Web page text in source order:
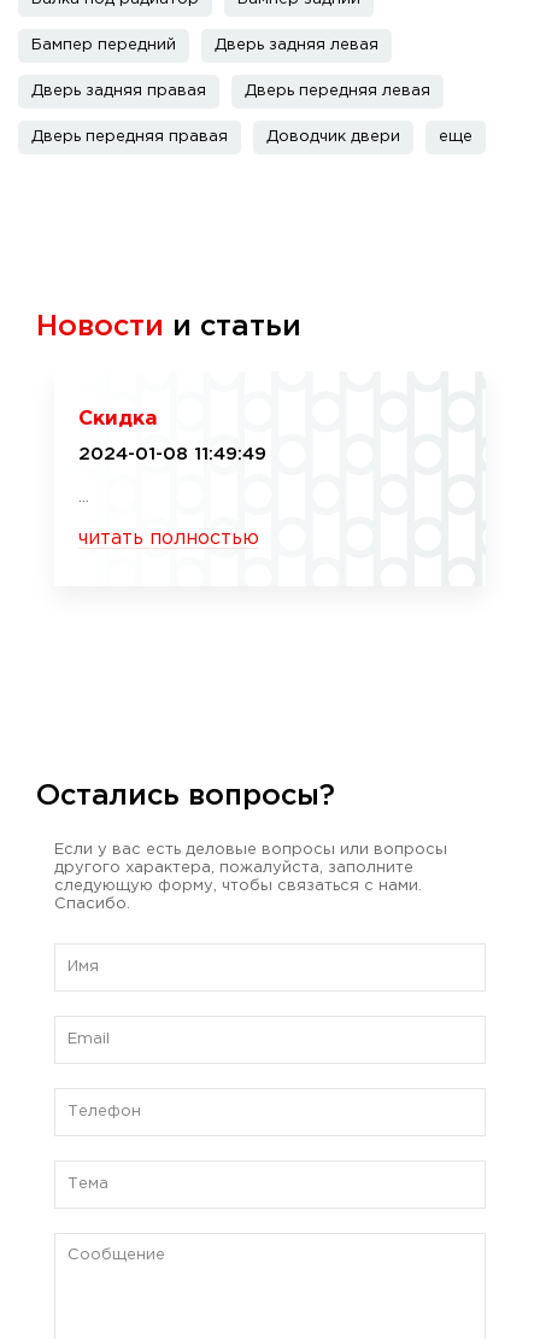
Бампер передний Дверь задняя левая
Дверь задняя правая Дверь передняя левая
Дверь передняя правая Доводчик двери еще
Новости и статьи
Скидка
2024-01-08 11:49:49
читать полностью
Остались вопросы?
Если у вас есть деловые вопросы или вопросы
другого характера, пожалуйста, заполните
следующую форму, чтобы связаться с нами.
Спасибо.